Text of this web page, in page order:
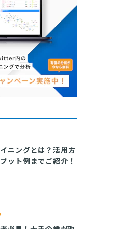
ニングとは？活用方
ット例までご紹介！